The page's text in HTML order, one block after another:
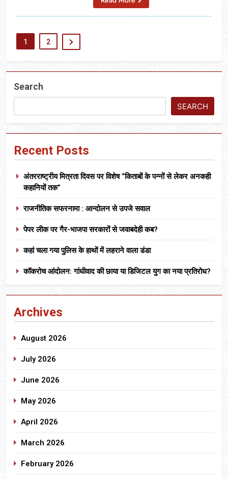
1 2
Search
SEARCH
Recent Posts
अंतरराष्ट्रीय मित्रता दिवस पर विशेष “किताबों के पन्नों से लेकर अनकही
कहानियों तक”
राजनीतिक सफरनामा : आन्दोलन से उपजे सवाल
पेपर लीक पर गैर-भाजपा सरकारों से जवाबदेही कब?
कहां चला गया पुलिस के हाथों में लहराने वाला डंडा
कॉकरोच आंदोलन: गांधीवाद की छाया या डिजिटल युग का नया प्रतिरोध?
Archives
August 2026
July 2026
June 2026
May 2026
April 2026
March 2026
February 2026